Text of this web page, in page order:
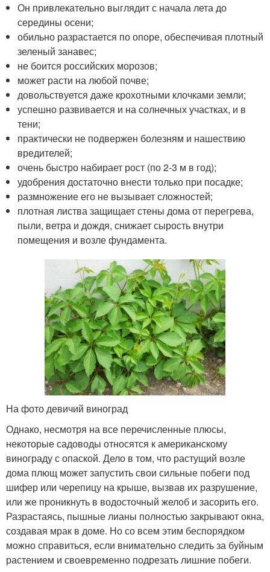
Он привлекательно выглядит с начала лета до
середины осени;
обильно разрастается по опоре, обеспечивая плотный
зеленый занавес;
не боится российских морозов;
может расти на любой почве;
довольствуется даже крохотными клочками земли;
успешно развивается и на солнечных участках, и в
тени;
практически не подвержен болезням и нашествию
вредителей;
очень быстро набирает рост (по 2-3 м в год);
удобрения достаточно внести только при посадке;
размножение его не вызывает сложностей;
плотная листва защищает стены дома от перегрева,
пыли, ветра и дождя, снижает сырость внутри
помещения и возле фундамента.
На фото девичий виноград
Однако, несмотря на все перечисленные плюсы,
некоторые садоводы относятся к американскому
винограду с опаской. Дело в том, что растущий возле
дома плющ может запустить свои сильные побеги под
шифер или черепицу на крыше, вызвав их разрушение,
или же проникнуть в водосточный желоб и засорить его.
Разрастаясь, пышные лианы полностью закрывают окна,
создавая мрак в доме. Но со всем этим беспорядком
можно справиться, если внимательно следить за буйным
растением и своевременно подрезать лишние побеги.